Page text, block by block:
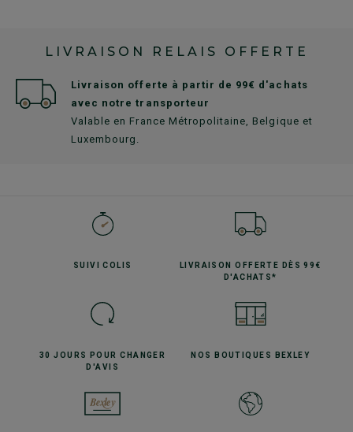
LIVRAISON RELAIS OFFERTE
Livraison offerte à partir de 99€ d'achats
avec notre transporteur
Valable en France Métropolitaine, Belgique et
Luxembourg.
SUIVICOLIS LIVRAISON OFFERTE
DÈS 99€
D'ACHATS*
30 JOURS POURCHANGER
D'AVIS
NOS BOUTIQUES BEXLEY